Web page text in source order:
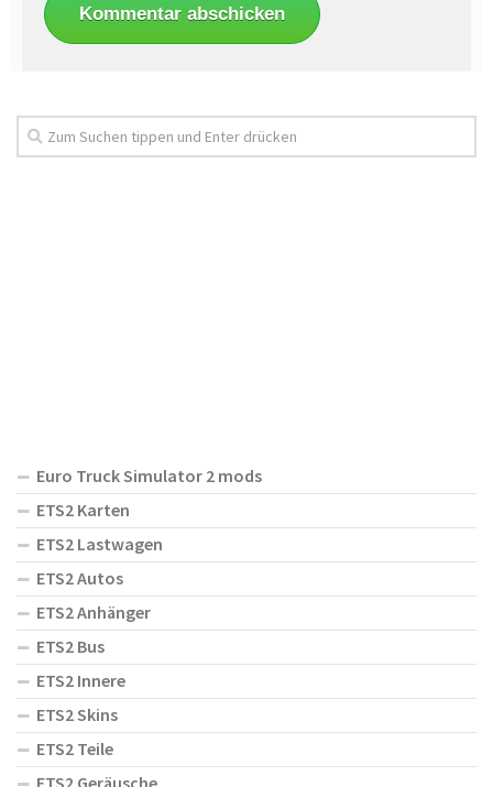
Euro Truck Simulator 2 mods
ETS2 Karten
ETS2 Lastwagen
ETS2 Autos
ETS2 Anhänger
ETS2 Bus
ETS2 Innere
ETS2 Skins
ETS2 Teile